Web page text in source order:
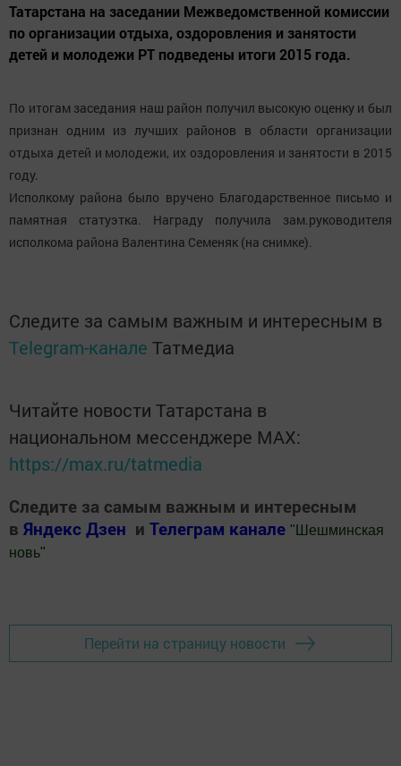
Татарстана на заседании Межведомственной комиссии
по организации отдыха, оздоровления и занятости
детей и молодежи РТ подведены итоги 2015 года.
По итогам заседания наш район получил высокую оценку и был
признан одним из лучших районов в области организации
отдыха детей и молодежи, их оздоровления и занятости в 2015
году.
Исполкому района было вручено Благодарственное письмо и
памятная статуэтка. Награду получила зам.руководителя
исполкома района Валентина Семеняк (на снимке).
Следите за самым важным и интересным в
Telegram-канале Татмедиа
Читайте новости Татарстана в
национальном мессенджере MАХ:
https://max.ru/tatmedia
Следите за самым важным и интересным
в Яндекс Дзен и Телеграм канале " Шешминская
новь"
Перейти на страницу новости